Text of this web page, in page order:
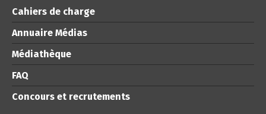
Cahiers de charge
Annuaire Médias
Médiathèque
FAQ
Concours et recrutements